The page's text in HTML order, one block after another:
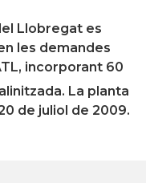
Llobregat es
les demandes
incorporant 60
La planta
de juliol de 2009.